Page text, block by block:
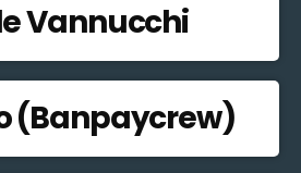
Vannucchi
(Banpaycrew)